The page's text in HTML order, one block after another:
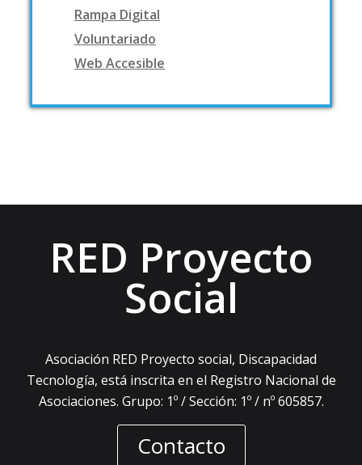
Rampa Digital
Voluntariado
Web Accesible
RED Proyecto
Social
Asociación RED Proyecto social, Discapacidad
Tecnología, está inscrita en el Registro Nacional de
Asociaciones. Grupo: 1º / Sección: 1º / nº 605857.
Contacto